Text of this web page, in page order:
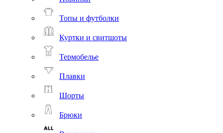
Топы и футболки
Куртки и свитшоты
Термобелье
Плавки
Шорты
Брюки